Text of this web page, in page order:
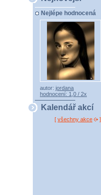
Nejlépe hodnocená
autor: jordana
hodnocení: 1,0 / 2x
Kalendář akcí
[ všechny akce ]